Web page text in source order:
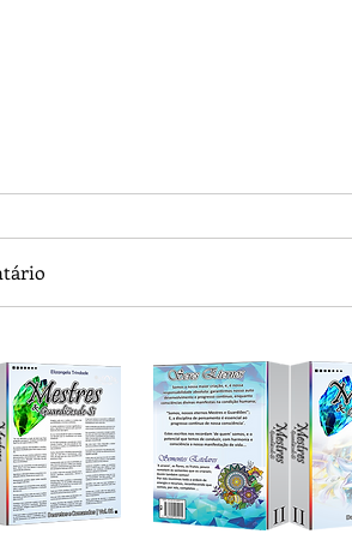
Juara, torna público que requereu